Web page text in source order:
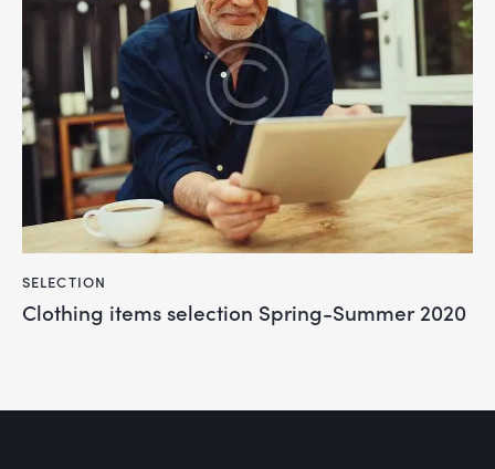
SELECTION
Clothing items selection Spring-Summer 2020